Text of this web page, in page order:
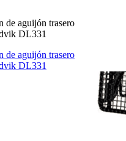
de aguijón trasero
DL331
de aguijón trasero
DL331